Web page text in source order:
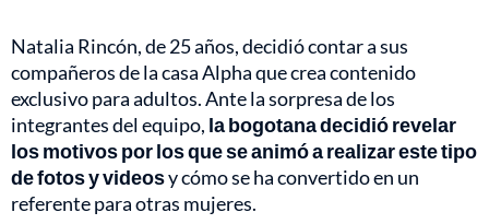
Natalia Rincón, de 25 años, decidió contar a sus
compañeros de la casa Alpha que crea contenido
exclusivo para adultos. Ante la sorpresa de los
integrantes del equipo, la bogotana decidió revelar
los motivos por los que se animó a realizar este tipo
de fotos y videosy cómo se ha convertido en un
referente para otras mujeres.